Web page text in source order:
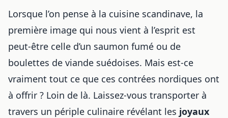
Lorsque l’on pense à la cuisine scandinave, la
première image qui nous vient à l’esprit est
peut-être celle d’un saumon fumé ou de
boulettes de viande suédoises. Mais est-ce
vraiment tout ce que ces contrées nordiques ont
à offrir ? Loin de là. Laissez-vous transporter à
travers un périple culinaire révélant les joyaux